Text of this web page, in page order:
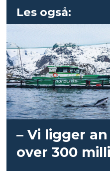
Les også:
– Vi ligger
over 300